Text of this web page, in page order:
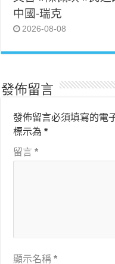
中國-瑞克
2026-08-08
發佈留言
發佈留言必須填寫的電
標示為*
留言*
顯示名稱*